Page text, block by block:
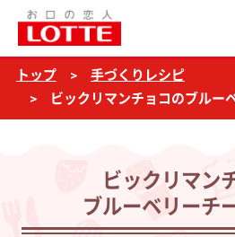
ビ
ッ
ク
リ
トップ
手づくりレシピ
ビックリマンチョコのブルー
ビックリマン
ブルーベリーチ